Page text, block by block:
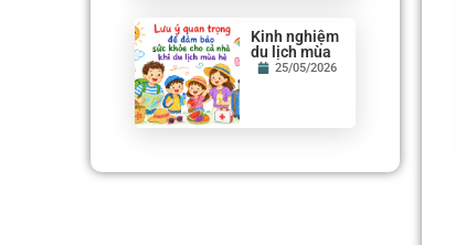
Kinh nghiệm
du lịch mùa
hè cho gia
để cả nhà vui
25/05/2026